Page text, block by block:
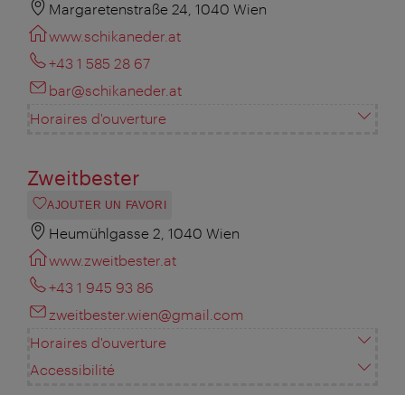
Margaretenstraße 24, 1040 Wien
www.schikaneder.at
+43 1 585 28 67
bar@schikaneder.at
Horaires d'ouverture
Zweitbester
AJOUTER UN FAVORI
Heumühlgasse 2, 1040 Wien
www.zweitbester.at
+43 1 945 93 86
zweitbester.wien@gmail.com
Horaires d'ouverture
Accessibilité